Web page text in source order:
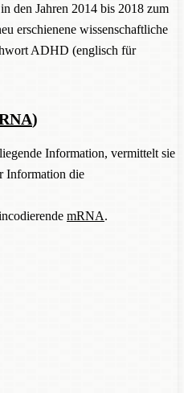
den Jahren 2014 bis 2018 zum
erschienene wissenschaftliche
ADHD (englisch für
)
Information, vermittelt sie
Information die
mRNA.